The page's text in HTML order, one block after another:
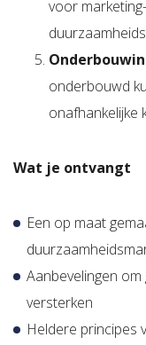
voor
onderbouwd
onafhankelijke
Wat je ontvangt
Een op maat
Aanbevelingen
versterken
Heldere principes